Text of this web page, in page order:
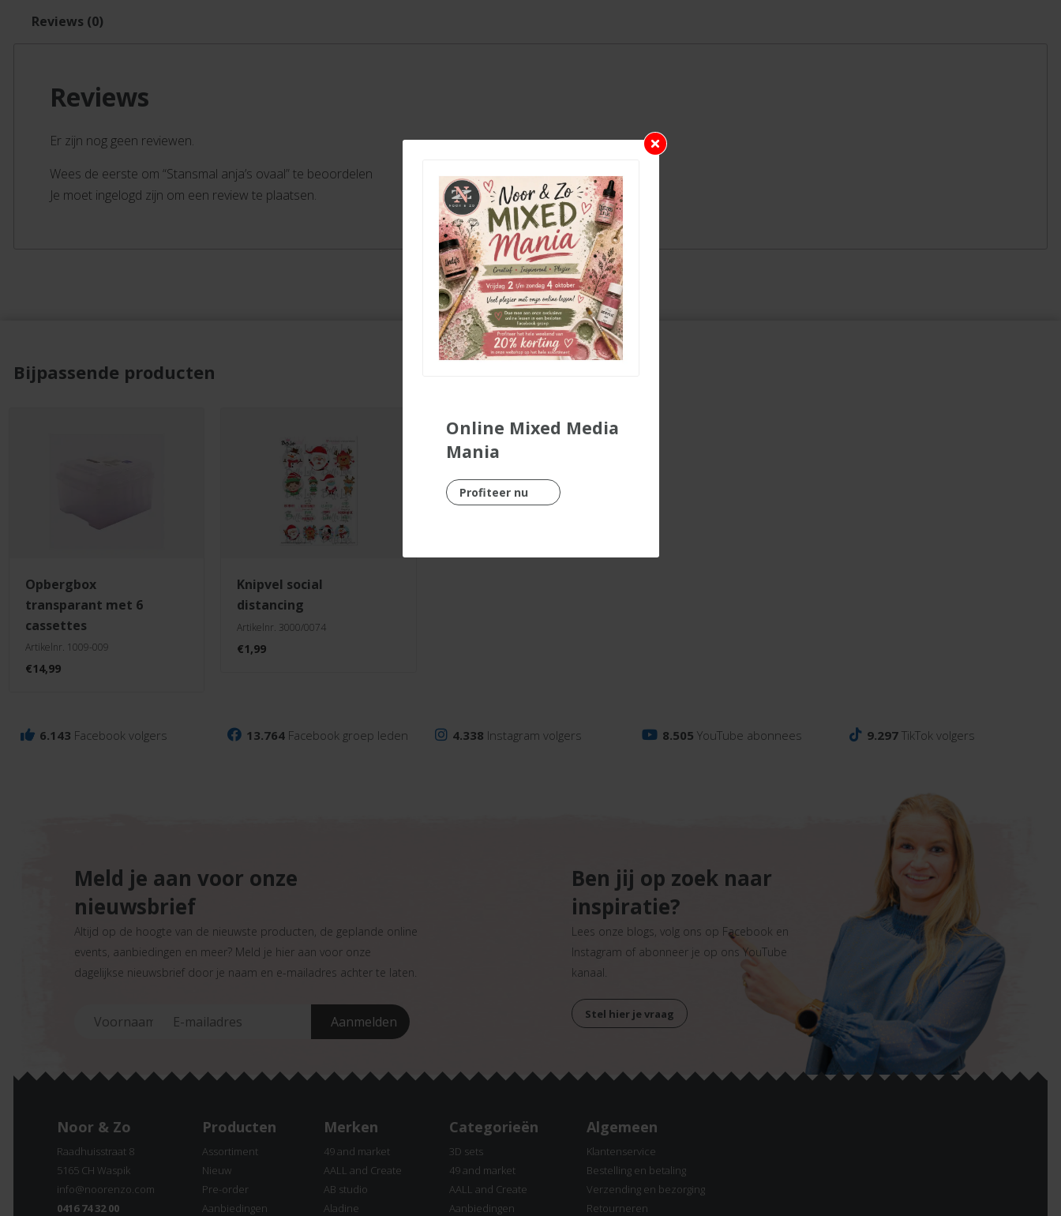
Reviews (0)
Reviews
Er zijn nog geen reviewen.
Wees de eerste om “Stansmal anja’s ovaal” te beoordelen
Je moet ingelogd zijn om een review te plaatsen.
Bijpassende producten
opbergbox
transparant met 6
cassettes
Artikelnr. 1009-009
€14,99
knipvel social
distancing
Artikelnr. 3000/0074
€1,99
6.143 Facebook volgers 13.764 Facebook groep leden 4.338 Instagram volgers 8.505 YouTube abonnees 9.297TikTok volgers
Meld je aan voor onze
nieuwsbrief
Altijd op de hoogte van de nieuwste producten, de geplande online
events, aanbiedingen en meer? Meld je hier aan voor onze
dagelijkse nieuwsbrief door je naam en e-mailadres achter te laten.
Ben jij op zoek naar
inspiratie?
Lees onze blogs, volg ons op Facebook en
Instagram of abonneer je op ons YouTube
kanaal.
Stel hier je vraag
Noor & Zo
Raadhuisstraat 8
5165 CH Waspik
info@noorenzo.com
0416 74 32 00
Producten
Assortiment
Nieuw
Pre-order
Aanbiedingen
Merken
49 and market
AALL and Create
AB studio
Aladine
Categorieën
3D sets
49 and market
AALL and Create
Aanbiedingen
Algemeen
Klantenservice
Bestelling en betaling
Verzending en bezorging
Retourneren
Online Mixed Media
Mania
Profiteer nu